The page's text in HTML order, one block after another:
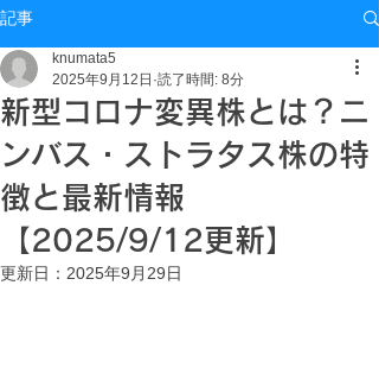
記事
新型コロナ変異株とは？ニ
ンバス・ストラタス株の特
徴と最新情報
【2025/9/12更新】
knumata5
2025年9月12日 読了時間: 8分
更新日： 2025年9月29日